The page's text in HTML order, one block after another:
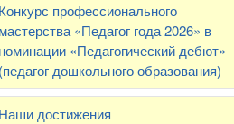
профессионального
«Педагог года 2026» в
«Педагогический дебют»
дошкольного образования)
достижения